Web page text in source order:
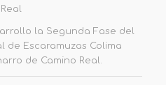
la Segunda Fase del
de Escaramuzas Colima
de Camino Real.